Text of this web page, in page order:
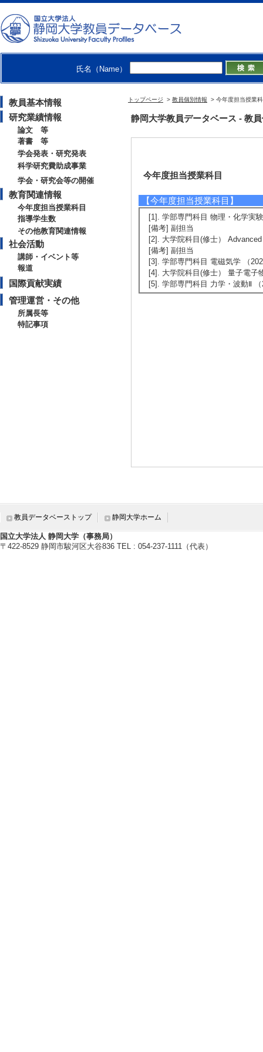
氏名（Name）
教員基本情報
研究業績情報
論文 等
著書 等
学会発表・研究発表
科学研究費助成事業
学会・研究会等の開催
教育関連情報
今年度担当授業科目
指導学生数
その他教育関連情報
社会活動
講師・イベント等
報道
国際貢献実績
管理運営・その他
所属長等
特記事項
トップページ > 教員個別情報 > 今年度担当授業
静岡大学教員データベース - 教
今年度担当授業科目
【今年度担当授業科目】
[1]. 学部専門科目 物理・化学実
[備考] 副担当
[2]. 大学院科目(修士）
[備考] 副担当
[3]. 学部専門科目 電磁気学 （
[4]. 大学院科目(修士） 量子電子
[5]. 学部専門科目 力学・波動Ⅱ
教員データベーストップ 静岡大学ホーム
国立大学法人 静岡大学（事務局）
〒422-8529 静岡市駿河区大谷836 TEL : 054-237-1111（代表）